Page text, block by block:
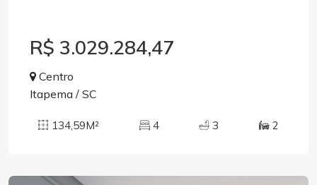
R$ 3.029.284,47
Centro
Itapema / SC
134,59M² 4 3 2